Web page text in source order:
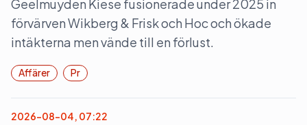
Geelmuyden Kiese fusionerade under 2025 in
förvärven Wikberg & Frisk och Hoc och ökade
intäkterna men vände till en förlust.
Affärer Pr
2026-08-04, 07:22